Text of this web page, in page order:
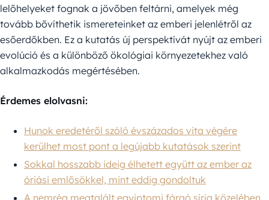
lelőhelyeket fognak a jövőben feltárni, amelyek még
tovább bővíthetik ismereteinket az emberi jelenlétről az
esőerdőkben. Ez a kutatás új perspektívát nyújt az emberi
evolúció és a különböző ökológiai környezetekhez való
alkalmazkodás megértésében.
Érdemes elolvasni:
Hunok eredetéről szóló évszázados vita végére
kerülhet most pont a legújabb kutatások szerint
Sokkal hosszabb ideig élhetett együtt az ember az
óriási emlősökkel, mint eddig gondoltuk